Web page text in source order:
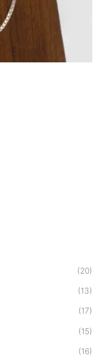
(20)
(13)
(17)
(15)
(16)